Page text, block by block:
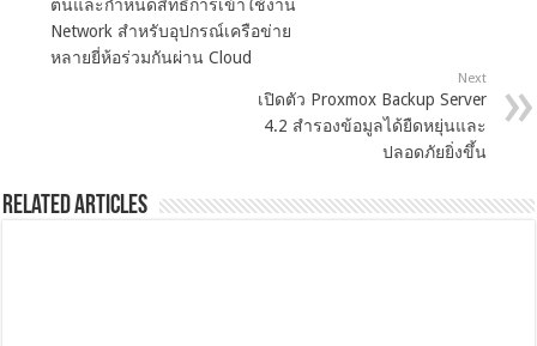
ตนและกำหนดสิทธิ์การเข้าใช้งาน
Network สำหรับอุปกรณ์เครือข่าย
หลายยี่ห้อร่วมกันผ่าน Cloud
Next
เปิดตัว Proxmox Backup Server
4.2 สำรองข้อมูลได้ยืดหยุ่นและ
ปลอดภัยยิ่งขึ้น
Related Articles